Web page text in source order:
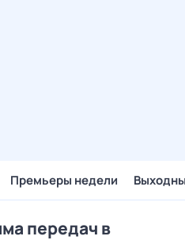
Премьеры недели
передач в